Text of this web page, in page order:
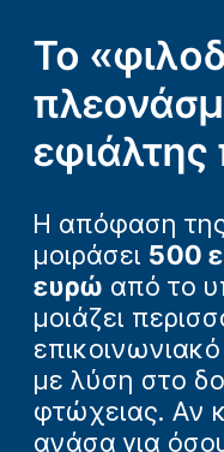
Το
εφιάλτης
Η απόφαση
μοιράσει 500
ευρώ από το
μοιάζει
με λύση στο
φτώχειας. Αν
ανάσα για